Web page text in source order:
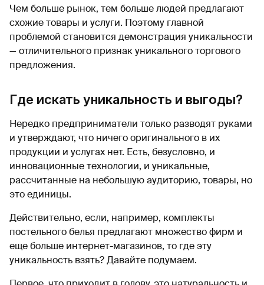
Чем больше рынок, тем больше людей предлагают
схожие товары и услуги. Поэтому главной
проблемой становится демонстрация уникальности
— отличительного признак уникального торгового
предложения.
Где искать уникальность и выгоды?
Нередко предприниматели только разводят руками
и утверждают, что ничего оригинального в их
продукции и услугах нет. Есть, безусловно, и
инновационные технологии, и уникальные,
рассчитанные на небольшую аудиторию, товары, но
это единицы.
Действительно, если, например, комплекты
постельного белья предлагают множество фирм и
еще больше интернет-магазинов, то где эту
уникальность взять? Давайте подумаем.